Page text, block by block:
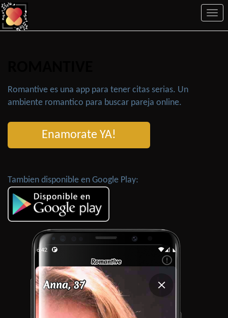
Romantive es una app para tener citas serias. Un
ambiente romantico para buscar pareja online.
Enamorate YA!
Tambien disponible en Google Play: